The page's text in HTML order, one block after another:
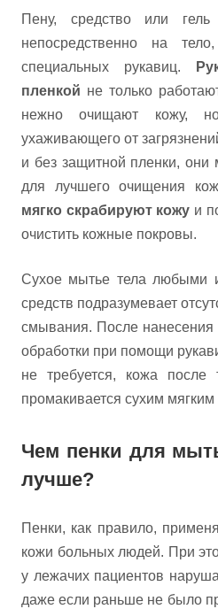
Пену, средство или
непосредственно на
специальных рукавиц.
пленкой не только
нежно очищают кожу,
ухаживающего от
и без защитной пленки, они
для лучшего очищения
мягко скрабируют кожу и
очистить кожные покровы.
Сухое мытье тела любыми
средств подразумевает
смывания. После нанесения
обработки при помощи
не требуется, кожа после
промакивается сухим
Чем пенки для
лучше?
Пенки, как правило,
кожи больных людей. При
у лежачих пациентов
даже если раньше не было